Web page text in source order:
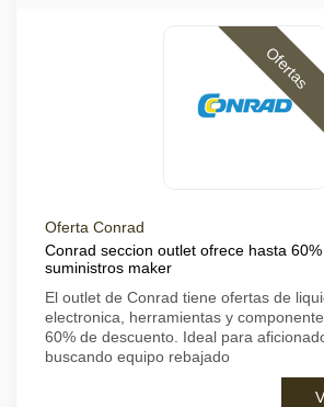
Ofertas
Oferta Conrad
Conrad seccion outlet ofrece hasta
suministros maker
El outlet de Conrad tiene ofertas de
electronica, herramientas y
60% de descuento. Ideal para
buscando equipo rebajado